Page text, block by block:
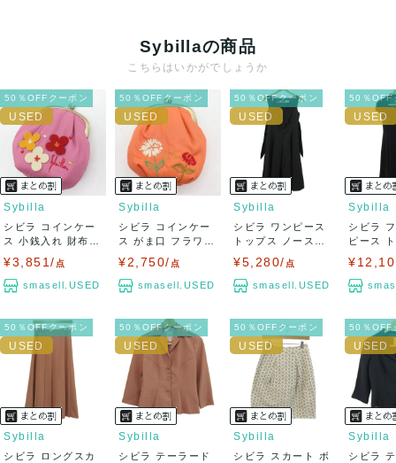
送料：¥1,650 (見込み)
送料表を確認する
出荷目安：5営業日以内
出荷予定日：なるべく最短で発送致します。
兵庫県から出荷
Sybillaの商品
こちらはいかがでしょうか
50％OFFクーポン
Sybilla
シビラ コインケー
ス 小銭入れ 財布
¥3,851/ 点
smasell.USED
50％OFFクーポン
Sybilla
シビラ コインケー
ス がま口 フラワー
¥2,750/ 点
smasell.USED
50％OFFクーポン
Sybilla
シビラ ワンピース
トップス ノースリ
¥5,280/ 点
smasell.USED
50％OFF
Sybilla
シビラ
ピース
50％OFFクーポン
Sybilla
シビラ ロングスカ
50％OFFクーポン
Sybilla
シビラ テーラード
50％OFFクーポン
Sybilla
シビラ スカート ボ
50％OFF
Sybilla
シビラ